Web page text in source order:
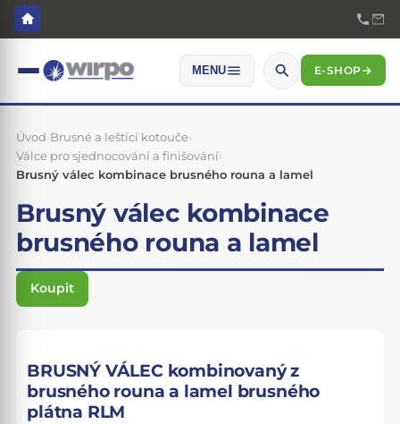
MENU E-SHOP→
Úvod›Brusné a leštící kotouče›
Válce pro sjednocování a finišování›
Brusný válec kombinace brusného rouna a lamel
Brusný válec kombinace
brusného rouna a lamel
Koupit
BRUSNÝ VÁLEC kombinovaný z
brusného rouna a lamel brusného
plátna RLM